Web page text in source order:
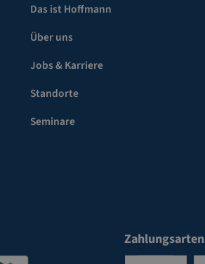
Das ist Hoffmann
Über uns
Jobs & Karriere
Standorte
Seminare
Zahlungsarten